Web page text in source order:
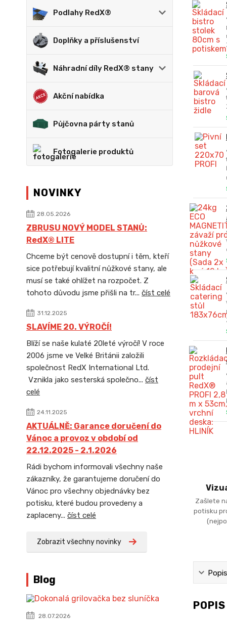
Podlahy RedX®
Doplňky a příslušenství
Náhradní díly RedX® stany
Akční nabídka
Půjčovna párty stanů
Fotogalerie produktů
NOVINKY
28.05.2026
ZBRUSU NOVÝ MODEL STANŮ:
RedX® LITE
Chceme být cenově dostupní i těm, kteří
sice potřebují kvalitní nůžkové stany, ale
musí se také ohlížet na rozpočet. Z
tohoto důvodu jsme přišli na tr... číst celé
31.12.2025
SLAVÍME 20. VÝROČÍ!
Blíží se naše kulaté 20leté výročí! V roce
2006 jsme ve Velké Británii založili
společnost RedX International Ltd.
Vznikla jako sesterská společno... číst
celé
24.11.2025
AKTUÁLNĚ: Garance doručení do
Vánoc a provoz v období od
22.12.2025 - 2.1.2026
Rádi bychom informovali všechny naše
zákazníky, že garantujeme doručení do
Vánoc pro všechny objednávky bez
potisku, které budou provedeny a
zaplaceny... číst celé
Zobrazit všechny novinky
Blog
28.07.2026
Zašlete
potisku